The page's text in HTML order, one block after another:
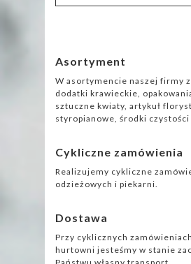
Asortyment
W asortymencie naszej firmy
dodatki krawieckie,
sztuczne kwiaty, artykuł
styropianowe, środki czystości
Cykliczne zamówienia
Realizujemy cykliczne
odzieżowych i piekarni.
Dostawa
Przy cyklicznych
hurtowni jesteśmy w stanie